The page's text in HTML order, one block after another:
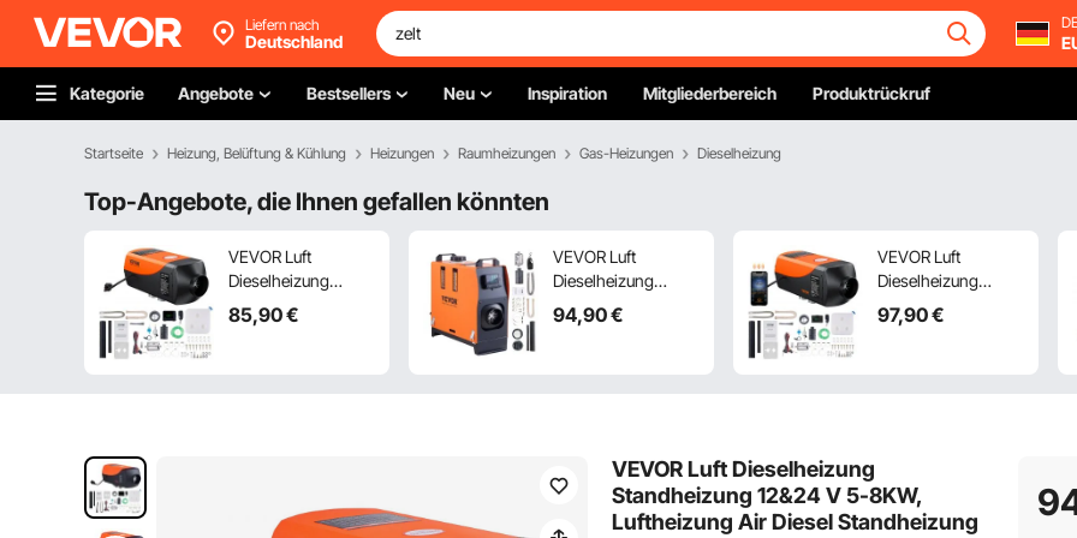
Liefern nach
Deutschland
Kategorie Angebote Bestsellers Neu Inspiration Mitgliederbereich Produktrückruf
Startseite Heizung, Belüftung & Kühlung Heizungen Raumheizungen Gas-Heizungen Dieselheizung
Top-Angebote, die Ihnen gefallen könnten
VEVOR Luft
Dieselheizung
Standheizung
12&24 V 2 kW,
Fernbedienung Kfz,
85,90€
VEVOR Luft
Dieselheizung
Standheizung 12 V 5
kW, Luftheizung Air
LCD-Display &
Fernbedienung Air
Diesel Heizung
94,90€
VEVOR Luft
Dieselheizung
Standheizung 12 V 8
kW, Luftheizung Air
Fernbedienung &
Bluetooth-APP
97,90€
VEVOR Luft Dieselheizung
Standheizung 12&24 V 5-8KW,
Luftheizung Air Diesel Standheizung